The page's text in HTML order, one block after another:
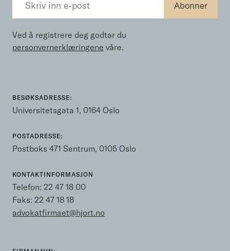
Ved å registrere deg godtar du
personvernerklæringene våre.
BESØKSADRESSE:
Universitetsgata 1, 0164 Oslo
POSTADRESSE:
Postboks 471 Sentrum, 0105 Oslo
KONTAKTINFORMASJON
Telefon: 22 47 18 00
Faks: 22 47 18 18
advokatfirmaet@hjort.no